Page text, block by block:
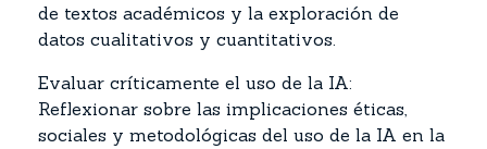
de textos académicos y la exploración de
datos cualitativos y cuantitativos.
Evaluar críticamente el uso de la IA:
Reflexionar sobre las implicaciones éticas,
sociales y metodológicas del uso de la IA en la